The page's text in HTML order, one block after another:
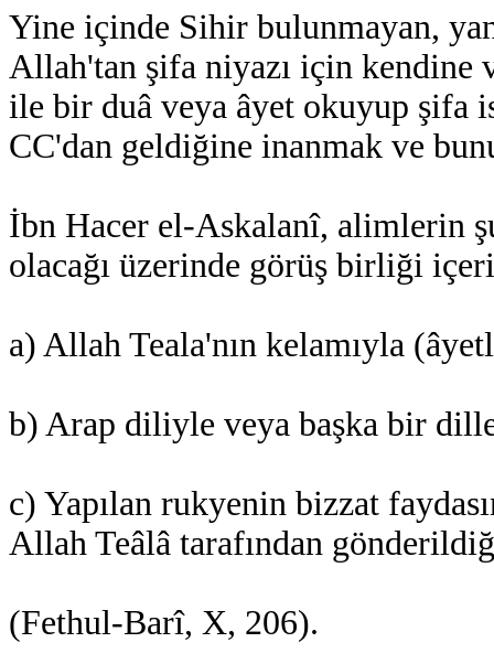
Yine içinde Sihir bulunmayan,
Allah'tan şifa niyazı için kendine
ile bir duâ veya âyet okuyup şifa
CC'dan geldiğine inanmak ve
İbn Hacer el-Askalanî, alimlerin
olacağı üzerinde görüş birliği
a) Allah Teala'nın kelamıyla
b) Arap diliyle veya başka bir dille
c) Yapılan rukyenin bizzat
Allah Teâlâ tarafından
(Fethul-Barî, X, 206).